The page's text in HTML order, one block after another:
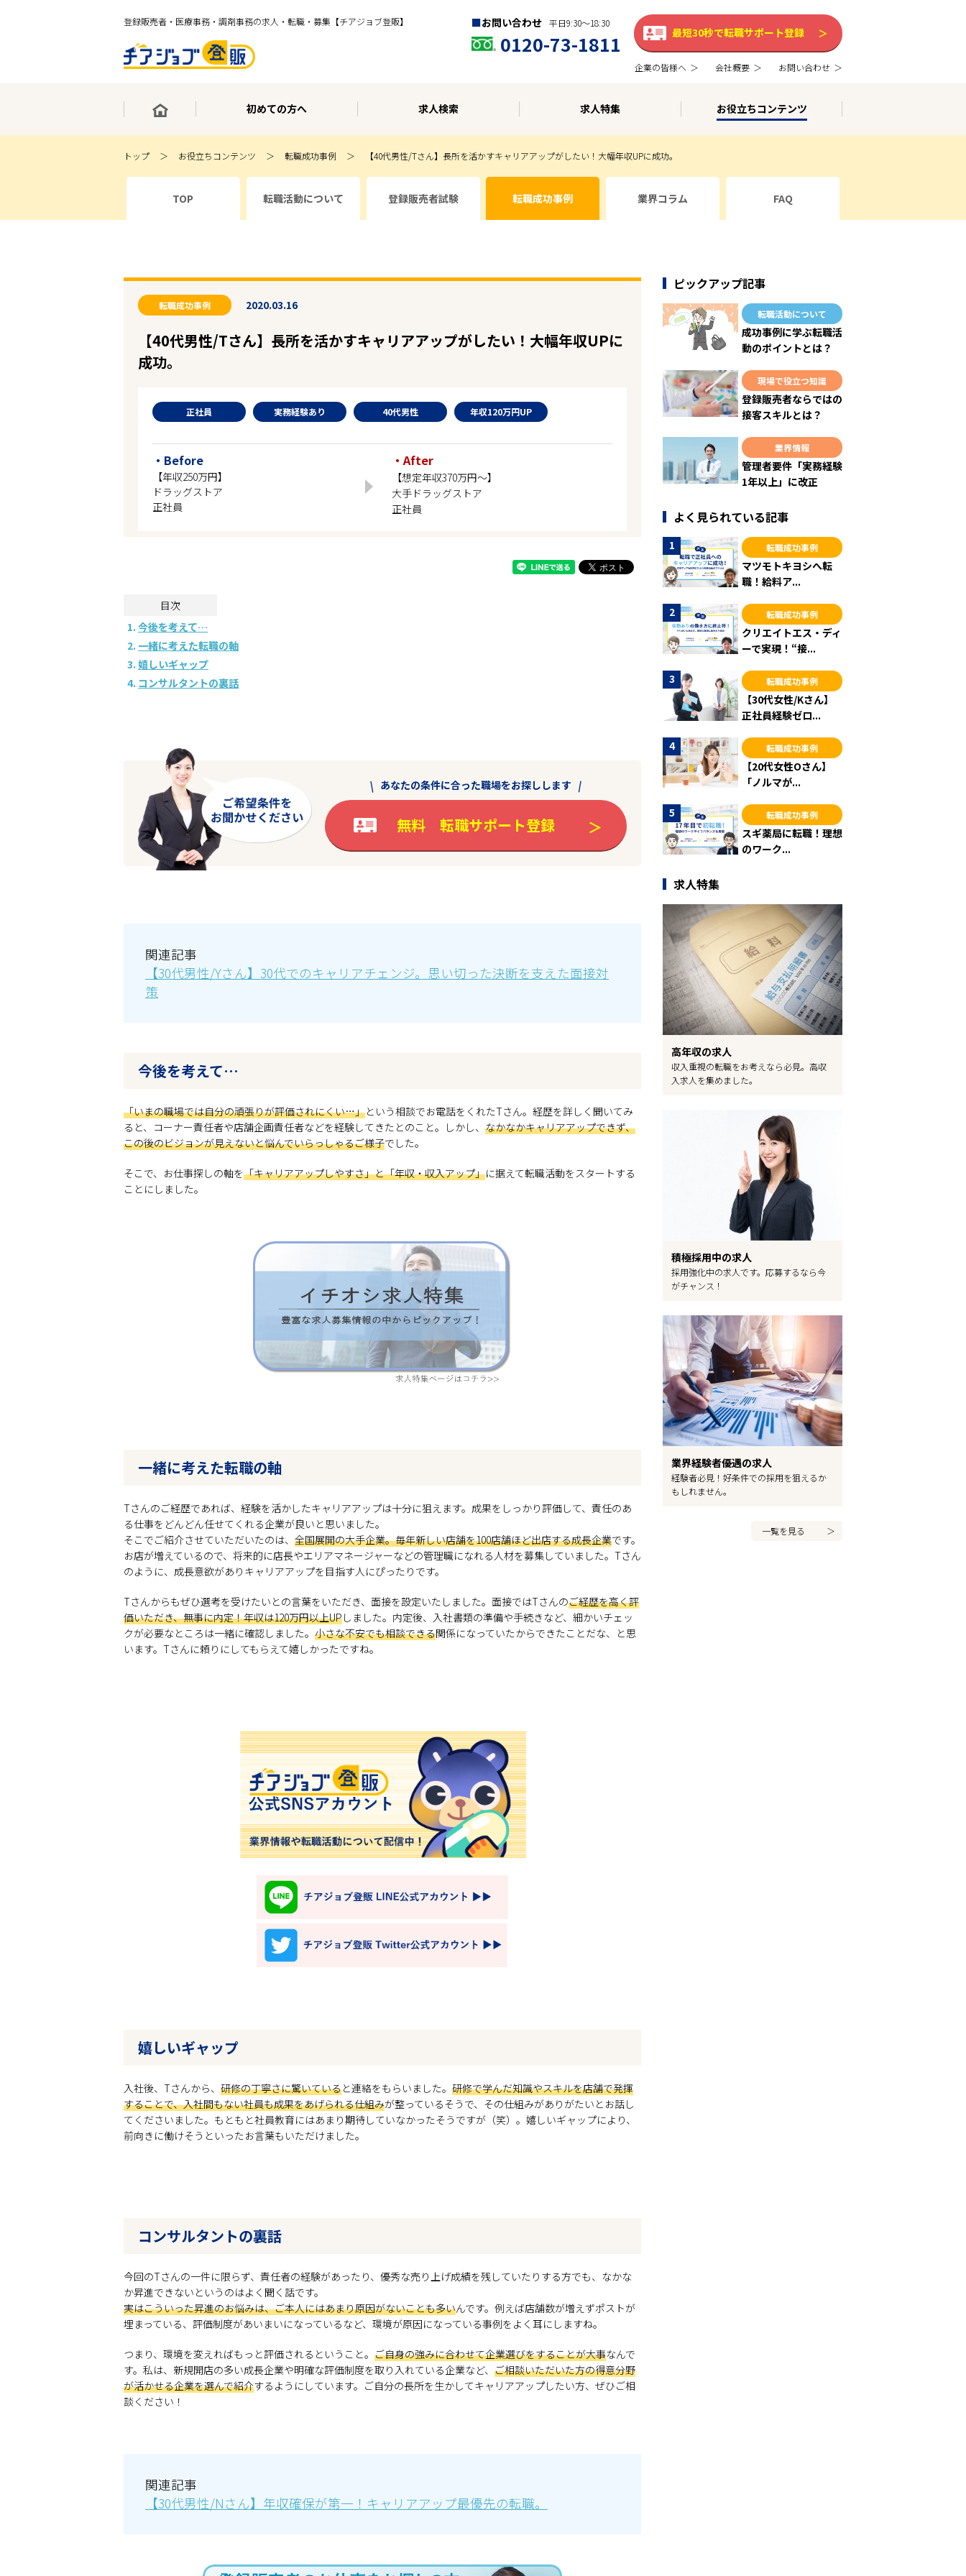
登録販売者・医療事務・調剤事務の求人・転職・募集【チアジョブ登販】 お問い合わせ 平日9:30〜18:30
0120-73-1811 最短30秒で転職サポート登録
企業の皆様へ 会社概要 お問い合わせ
初めての方へ 求人検索 求人特集 お役立ちコンテンツ
トップ お役立ちコンテンツ 転職成功事例 【40代男性/Tさん】長所を活かすキャリアアップがしたい！大幅年収UPに成功。
TOP 転職活動について 登録販売者試験 転職成功事例 業界コラム FAQ
転職成功事例 2020.03.16
【40代男性/Tさん】長所を活かすキャリアアップがしたい！大幅年収UPに
成功。
正社員 実務経験あり 40代男性 年収120万円UP
・Before
【年収250万円】
ドラッグストア
正社員
・After
【想定年収370万円～】
大手ドラッグストア
正社員
目次
今後を考えて…
一緒に考えた転職の軸
嬉しいギャップ
コンサルタントの裏話
あなたの条件に合った職場をお探しします
無料 転職サポート登録
関連記事
【30代男性/Yさん】30代でのキャリアチェンジ。思い切った決断を支えた面接対
策
今後を考えて…
「いまの職場では自分の頑張りが評価されにくい…」という相談でお電話をくれたTさん。経歴を詳しく聞いてみ
ると、コーナー責任者や店舗企画責任者などを経験してきたとのこと。しかし、 なかなかキャリアアップできず、
この後のビジョンが見えないと悩んでいらっしゃるご様子でした。
そこで、お仕事探しの軸を「キャリアアップしやすさ」と「年収・収入アップ」に据えて転職活動をスタートする
ことにしました。
一緒に考えた転職の軸
Tさんのご経歴であれば、経験を活かしたキャリアアップは十分に狙えます。成果をしっかり評価して、責任のあ
る仕事をどんどん任せてくれる企業が良いと思いました。
そこでご紹介させていただいたのは、 全国展開の大手企業。毎年新しい店舗を100店舗ほど出店する成長企業です。
お店が増えているので、将来的に店長やエリアマネージャーなどの管理職になれる人材を募集していました。Tさん
のように、成長意欲がありキャリアアップを目指す人にぴったりです。
Tさんからもぜひ選考を受けたいとの言葉をいただき、面接を設定いたしました。面接ではTさんのご経歴を高く評
価いただき、無事に内定！年収は120万円以上UPしました。内定後、入社書類の準備や手続きなど、細かいチェッ
クが必要なところは一緒に確認しました。 小さな不安でも相談できる関係になっていたからできたことだな、と思
います。Tさんに頼りにしてもらえて嬉しかったですね。
嬉しいギャップ
入社後、Tさんから、 研修の丁寧さに驚いていると連絡をもらいました。 研修で学んだ知識やスキルを店舗で発揮
することで、入社間もない社員も成果をあげられる仕組みが整っているそうで、その仕組みがありがたいとお話し
てくださいました。もともと社員教育にはあまり期待していなかったそうですが（笑）。嬉しいギャップにより、
前向きに働けそうといったお言葉もいただけました。
コンサルタントの裏話
今回のTさんの一件に限らず、責任者の経験があったり、優秀な売り上げ成績を残していたりする方でも、なかな
か昇進できないというのはよく聞く話です。
実はこういった昇進のお悩みは、ご本人にはあまり原因がないことも多いんです。例えば店舗数が増えずポストが
埋まっている、評価制度があいまいになっているなど、環境が原因になっている事例をよく耳にしますね。
つまり、環境を変えればもっと評価されるということ。 ご自身の強みに合わせて企業選びをすることが大事なんで
す。私は、新規開店の多い成長企業や明確な評価制度を取り入れている企業など、 ご相談いただいた方の得意分野
が活かせる企業を選んで紹介するようにしています。ご自分の長所を生かしてキャリアアップしたい方、ぜひご相
談ください！
関連記事
【30代男性/Nさん】年収確保が第一！キャリアアップ最優先の転職。
ピックアップ記事
転職活動について
成功事例に学ぶ転職活
動のポイントとは？
現場で役立つ知識
登録販売者ならではの
接客スキルとは？
業界情報
管理者要件「実務経験
1年以上」に改正
よく見られている記事
転職成功事例
マツモトキヨシへ転
職！給料ア...
転職成功事例
クリエイトエス・ディ
ーで実現！“接...
転職成功事例
【30代女性/Kさん】
正社員経験ゼロ...
転職成功事例
【20代女性Oさん】
「ノルマが...
転職成功事例
スギ薬局に転職！理想
のワーク...
求人特集
高年収の求人
収入重視の転職をお考えなら必見。高収
入求人を集めました。
積極採用中の求人
採用強化中の求人です。応募するなら今
がチャンス！
業界経験者優遇の求人
経験者必見！好条件での採用を狙えるか
もしれません。
一覧を見る